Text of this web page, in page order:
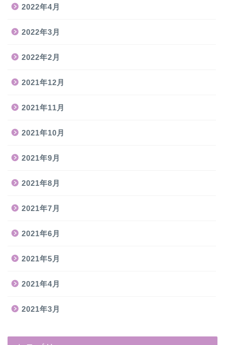
2022年4月
2022年3月
2022年2月
2021年12月
2021年11月
2021年10月
2021年9月
2021年8月
2021年7月
2021年6月
2021年5月
2021年4月
2021年3月